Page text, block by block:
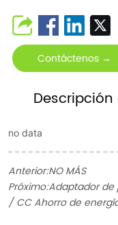
Contáctenos →
no data
Anterior:NO MÁS
Próximo:Adaptador de
/ CC Ahorro de